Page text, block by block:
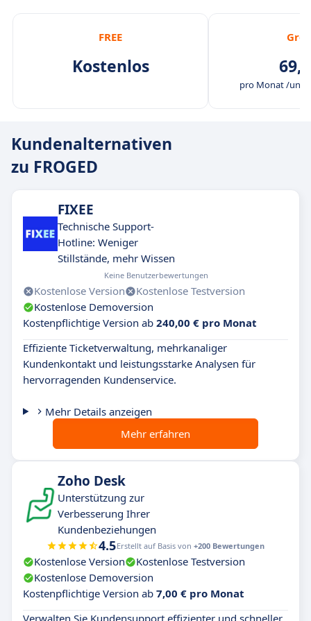
FREE
Kostenlos
pro Monat /
Kundenalternativen
zu FROGED
FIXEE
Technische Support-
Hotline: Weniger
Stillstände, mehr Wissen
Keine Benutzerbewertungen
Kostenlose Version
Kostenlose Testversion
Kostenlose Demoversion
Kostenpflichtige Version ab 240,00 € pro Monat
Effiziente Ticketverwaltung, mehrkanaliger
Kundenkontakt und leistungsstarke Analysen für
hervorragenden Kundenservice.
Mehr Details anzeigen
Mehr erfahren
Zoho Desk
Unterstützung zur
Verbesserung Ihrer
Kundenbeziehungen
4.5Erstellt auf Basis von +200 Bewertungen
Kostenlose Version
Kostenlose Testversion
Kostenlose Demoversion
Kostenpflichtige Version ab 7,00 € pro Monat
Verwalten Sie Kundensupport effizienter und schneller